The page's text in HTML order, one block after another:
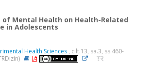
of Mental Health on Health-Related
in Adolescents
Health Sciences , cilt.13, sa.3, ss.460-